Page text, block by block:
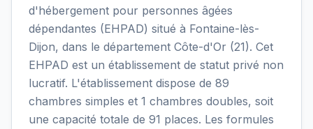
d'hébergement pour personnes âgées
dépendantes (EHPAD) situé à Fontaine-lès-
Dijon, dans le département Côte-d'Or (21). Cet
EHPAD est un établissement de statut privé non
lucratif. L'établissement dispose de 89
chambres simples et 1 chambres doubles, soit
une capacité totale de 91 places. Les formules